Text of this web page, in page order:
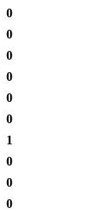
0
0
0
0
0
0
1
0
0
0